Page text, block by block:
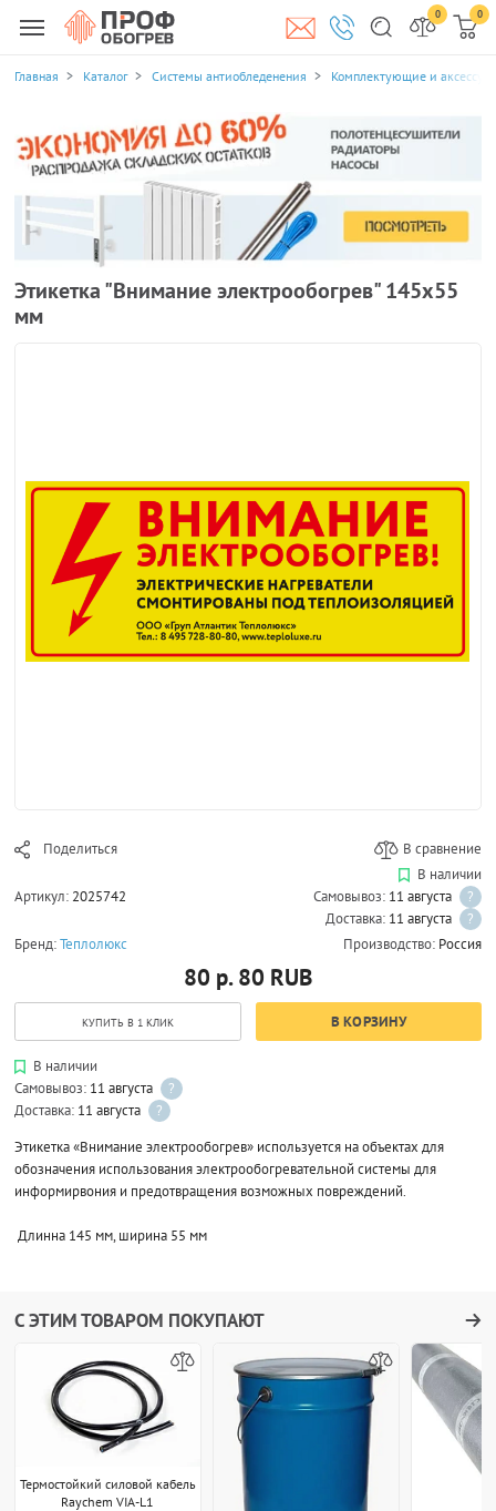
0 0
Главная Каталог Системы антиобледенения Комплектующие и
Этикетка "Внимание электрообогрев" 145х55
мм
Поделиться В сравнение
Артикул: 2025742
В наличии
Самовывоз: 11 августа
?
Доставка: 11 августа
?
Бренд:Теплолюкс Производство: Россия
80 р. 80 RUB
КУПИТЬ В 1 КЛИК В КОРЗИНУ
В наличии
Самовывоз: 11 августа
?
Доставка: 11 августа
?
Этикетка «Внимание электрообогрев» используется на объектах для
обозначения использования электрообогревательной системы для
информирвония и предотвращения возможных повреждений.
Длинна 145 мм, ширина 55 мм
С ЭТИМ ТОВАРОМ ПОКУПАЮТ
Термостойкий силовой кабель
Raychem VIA-L1